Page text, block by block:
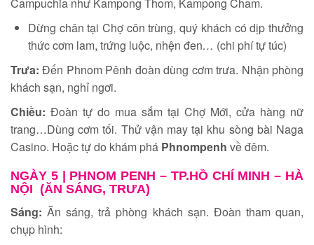
Campuchia như Kampong Thom, Kampong Cham.
Dừng chân tại Chợ côn trùng, quý khách có dịp thưởng
thức cơm lam, trứng luộc, nhện đen… (chi phí tự túc)
Trưa: Đến Phnom Pênh đoàn dùng cơm trưa. Nhận phòng
khách sạn, nghỉ ngơi.
Chiều: Đoàn tự do mua sắm tại Chợ Mới, cửa hàng nữ
trang…Dùng cơm tối. Thử vận may tại khu sòng bài Naga
Casino. Hoặc tự do khám phá Phnompenh về đêm.
NGÀY 5 |
PHNOM PENH – TP.HỒ CHÍ MINH – HÀ
NỘI (ĂN SÁNG, TRƯA)
Sáng: Ăn sáng, trả phòng khách sạn. Đoàn tham quan,
chụp hình: